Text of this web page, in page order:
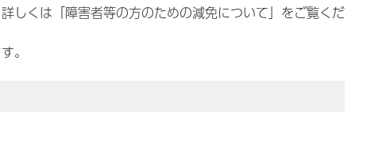
しくは「障害者等の方のための減免について」をご覧くだ
。